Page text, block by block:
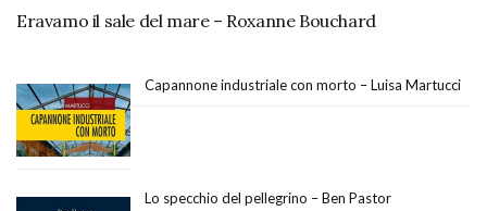
Eravamo il sale del mare – Roxanne Bouchard
Capannone industriale con morto – Luisa Martucci
Lo specchio del pellegrino – Ben Pastor